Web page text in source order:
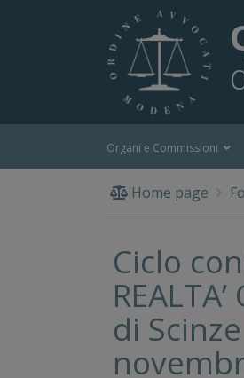
Organi e Commissioni
Home page
Ciclo
di